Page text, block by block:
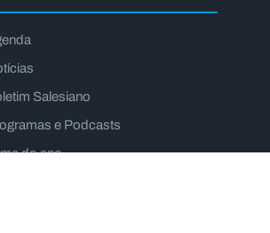
Salesiano
e Podcasts
do ano